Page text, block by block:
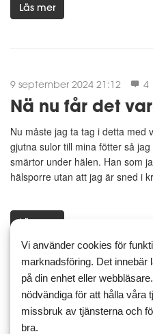
Läs mer
9 september 2024 21:12 4
Nä nu får det
Nu måste jag ta tag i detta med
gjutna sulor till mina fötter så
smärtor under hälen. Han som
hälsporre utan att jag är sned i
Läs mer
15 juli 2024 10:13 3 5
Usch vikten
Vi använder cookies för
marknadsföring. Det innebär
på din enhet eller
nödvändiga för att hålla våra
missbruk av tjänsterna och
bra.